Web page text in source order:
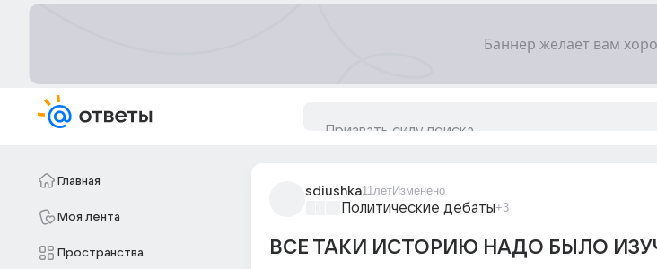
Главная
Моя лента
Пространства
sdiushka11летИзменено
Политические дебаты+3
ВСЕ ТАКИ ИСТОРИЮ НАДО БЫЛО